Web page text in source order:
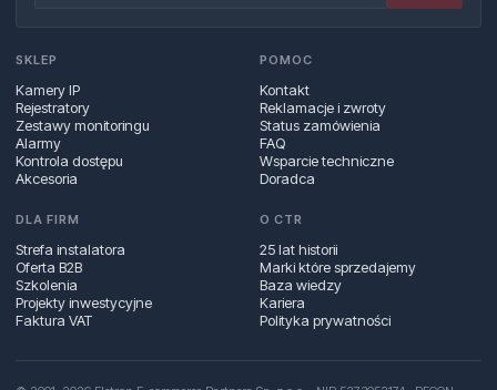
SKLEP
Kamery IP
Rejestratory
Zestawy monitoringu
Alarmy
Kontrola dostępu
Akcesoria
POMOC
Kontakt
Reklamacje i zwroty
Status zamówienia
FAQ
Wsparcie techniczne
Doradca
DLA FIRM
Strefa instalatora
Oferta B2B
Szkolenia
Projekty inwestycyjne
Faktura VAT
O CTR
25 lat historii
Marki które sprzedajemy
Baza wiedzy
Kariera
Polityka prywatności